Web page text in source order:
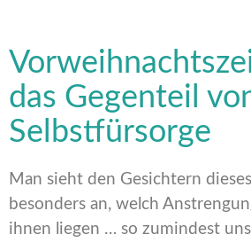
das Gegenteil
Selbstfürsorge
Man sieht den Gesichtern
besonders an, welch
ihnen liegen … so zumindest